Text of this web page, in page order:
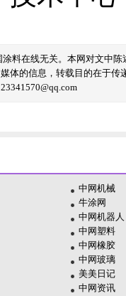
涂料在线无关。本网对文中
体的信息，转载目的在于
中网机械
牛涂网
中网机器人
中网塑料
中网橡胶
中网玻璃
美美日记
中网资讯